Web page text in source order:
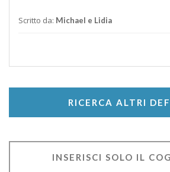
Scritto da: Michael e Lidia
RICERCA ALTRI